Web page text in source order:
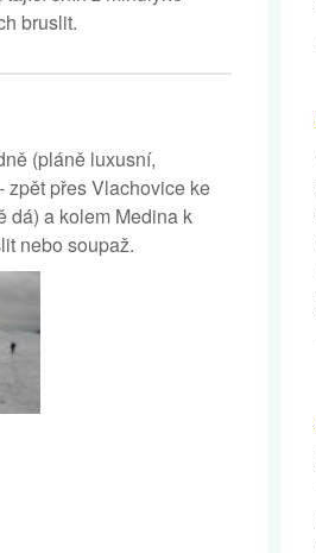
bruslit.
(pláně luxusní,
zpět přes Vlachovice ke
dá) a kolem Medina k
nebo soupaž.